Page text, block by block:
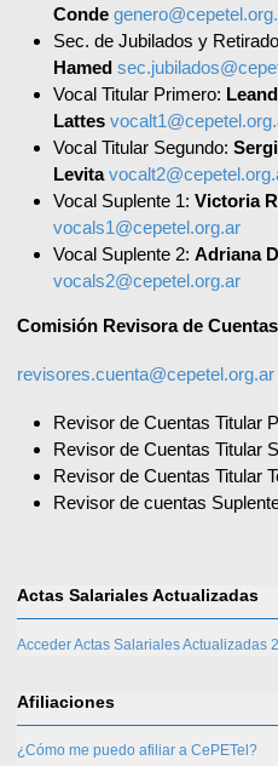
Conde
Sec. de Jubilados y
Hamed
Vocal Titular Primero:
Lattes
Vocal Titular Segundo:
Levita
Vocal Suplente 1: Victoria
vocals1@cepetel.org.ar
Vocal Suplente 2: Adriana
vocals2@cepetel.org.ar
Comisión Revisora de Cuentas
revisores.cuenta@cepetel.org.ar
Revisor de Cuentas Titular
Revisor de Cuentas Titular
Revisor de Cuentas Titular
Revisor de cuentas
Actas Salariales Actualizadas
Acceder Actas Salariales Actualizadas
Afiliaciones
¿Cómo me puedo afiliar a CePETel?